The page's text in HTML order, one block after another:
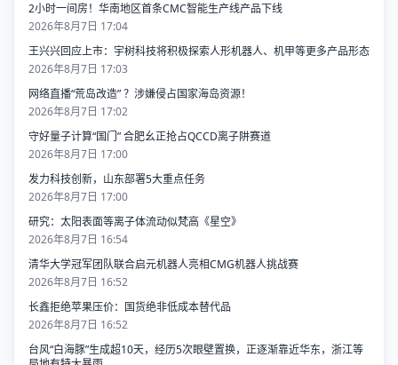
2小时一间房！华南地区首条CMC智能生产线产品下线
2026年8月7日 17:04
王兴兴回应上市：宇树科技将积极探索人形机器人、机甲等更多产品形态
2026年8月7日 17:03
网络直播“荒岛改造” ？涉嫌侵占国家海岛资源！
2026年8月7日 17:02
守好量子计算“国门” 合肥幺正抢占QCCD离子阱赛道
2026年8月7日 17:00
发力科技创新，山东部署5大重点任务
2026年8月7日 17:00
研究：太阳表面等离子体流动似梵高《星空》
2026年8月7日 16:54
清华大学冠军团队联合启元机器人亮相CMG机器人挑战赛
2026年8月7日 16:52
长鑫拒绝苹果压价：国货绝非低成本替代品
2026年8月7日 16:52
台风“白海豚”生成超10天，经历5次眼壁置换，正逐渐靠近华东，浙江等